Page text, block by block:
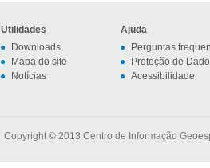
Utilidades
Downloads
Mapa do site
Notícias
Ajuda
Perguntas
Proteção de
Acessibilidade
Copyright © 2013 Centro de Informação